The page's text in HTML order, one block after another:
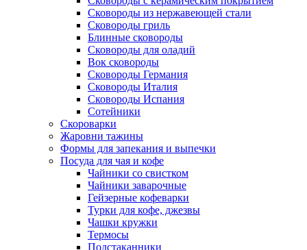
Сковороды из нержавеющей стали
Сковороды гриль
Блинные сковороды
Сковороды для оладий
Вок сковороды
Сковороды Германия
Сковороды Италия
Сковороды Испания
Сотейники
Скороварки
Жаровни тажины
Формы для запекания и выпечки
Посуда для чая и кофе
Чайники со свистком
Чайники заварочные
Гейзерные кофеварки
Турки для кофе, джезвы
Чашки кружки
Термосы
Подстаканники